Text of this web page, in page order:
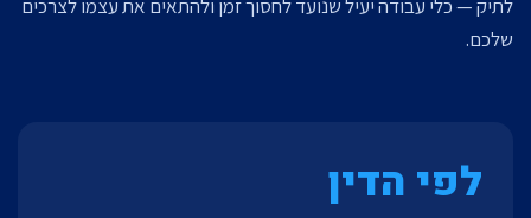
לתיק — כלי עבודה יעיל שנועד לחסוך זמן ולהתאים את עצמו לצרכים
שלכם.
לפי הדין